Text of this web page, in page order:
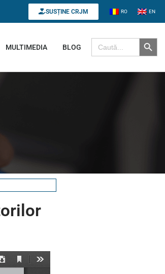
SUSȚINE CRJM RO EN
MULTIMEDIA BLOG
Search for: Search